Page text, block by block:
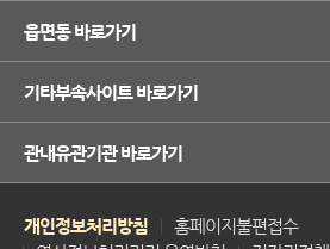
읍면동 바로가기
기타부속사이트 바로가기
관내유관기관 바로가기
개인정보처리방침
홈페이지불편접수